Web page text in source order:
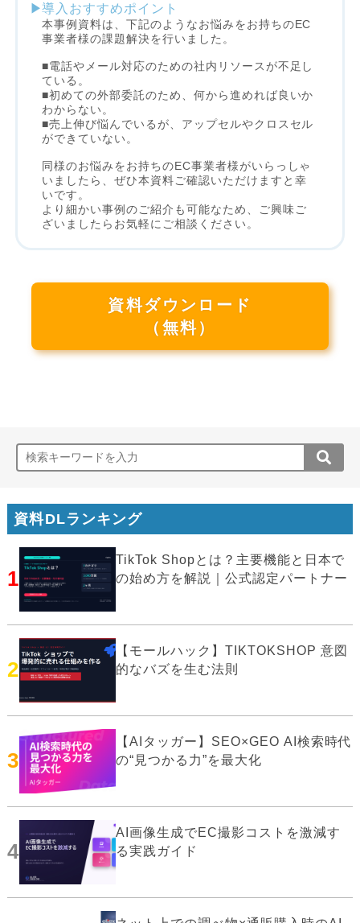
導入おすすめポイント
本事例資料は、下記のようなお悩みをお持ちのEC
事業者様の課題解決を行いました。
■電話やメール対応のための社内リソースが不足し
ている。
■初めての外部委託のため、何から進めれば良いか
わからない。
■売上伸び悩んでいるが、アップセルやクロスセル
ができていない。
同様のお悩みをお持ちのEC事業者様がいらっしゃ
いましたら、ぜひ本資料ご確認いただけますと幸
いです。
より細かい事例のご紹介も可能なため、ご興味ご
ざいましたらお気軽にご相談ください。
資料ダウンロード
（無料）
資料DLランキング
1
TikTok Shopとは？主要機能と日本で
の始め方を解説｜公式認定パートナー
2
【モールハック】TIKTOKSHOP 意図
的なバズを生む法則
3
【AIタッガー】SEO×GEO AI検索時代
の“見つかる力”を最大化
4
AI画像生成でEC撮影コストを激減す
る実践ガイド